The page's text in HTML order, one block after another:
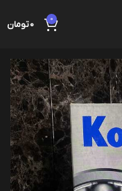
0
0تومان